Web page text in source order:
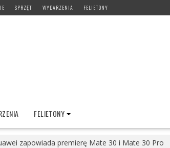
SPRZĘT WYDARZENIA FELIETONY
FELIETONY
zapowiada premierę Mate 30 i Mate 30 Pro